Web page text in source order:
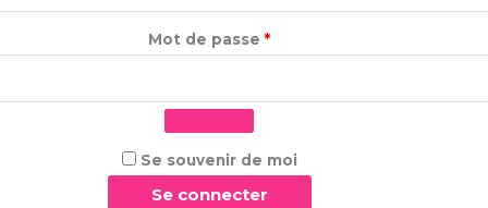
Mot de passe *
Se souvenir de moi
Se connecter